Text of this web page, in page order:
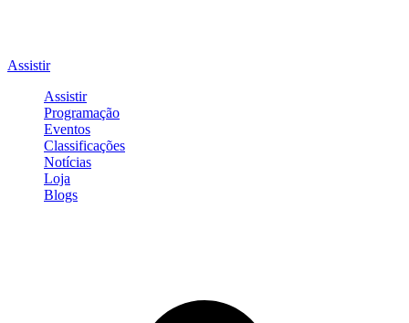
Assistir
Assistir
Programação
Eventos
Classificações
Notícias
Loja
Blogs